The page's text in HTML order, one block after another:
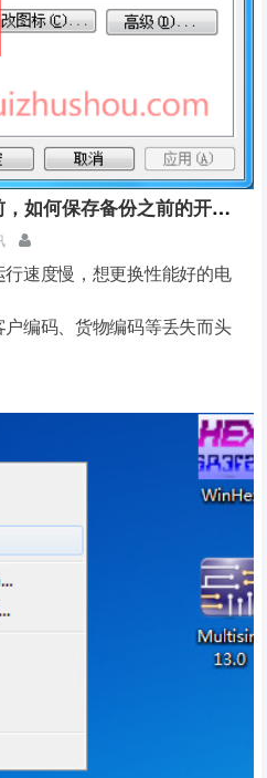
部
百旺金赋开票系统换电脑前，如何保存备份之前的开票数据和客户编码
速度慢，想更换性能好的电
编码、货物编码等丢失而头
标，选择“属性”，出现下图所
安装目录！